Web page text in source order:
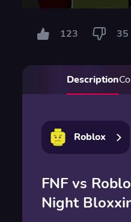
123 35
Description
Roblox
FNF vs
Night